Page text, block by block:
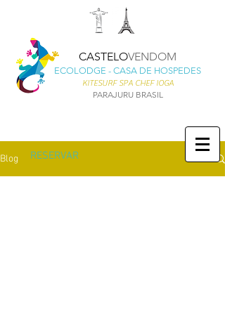
CASTELOVENDOM
ECOLODGE - CASA DE HOSPEDES
KITESURF SPA CHEF IOGA
PARAJURU BRASIL
RESERVAR
Blog